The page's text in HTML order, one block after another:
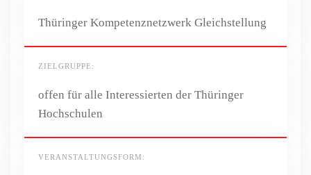
Thüringer Kompetenznetzwerk Gleichstellung
ZIELGRUPPE:
offen für alle Interessierten der Thüringer
Hochschulen
VERANSTALTUNGSFORM: